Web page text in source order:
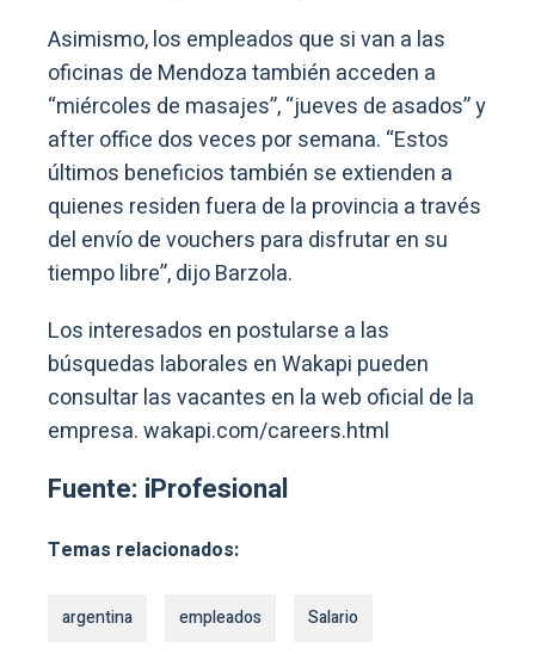
Asimismo, los empleados que si van a las
oficinas de Mendoza también acceden a
“miércoles de masajes”, “jueves de asados” y
after office dos veces por semana. “Estos
últimos beneficios también se extienden a
quienes residen fuera de la provincia a través
del envío de vouchers para disfrutar en su
tiempo libre”, dijo Barzola.
Los interesados en postularse a las
búsquedas laborales en Wakapi pueden
consultar las vacantes en la web oficial de la
empresa. wakapi.com/careers.html
Fuente: iProfesional
Temas relacionados:
argentina empleados Salario